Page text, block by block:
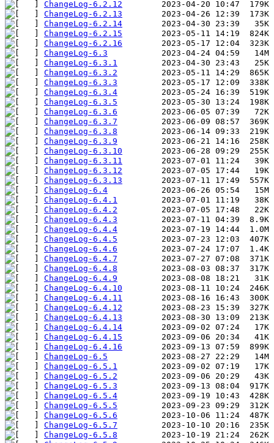
ChangeLog-6.2.12
ChangeLog-6.2.13
ChangeLog-6.2.14
ChangeLog-6.2.15
ChangeLog-6.2.16
ChangeLog-6.3
ChangeLog-6.3.1
ChangeLog-6.3.2
ChangeLog-6.3.3
ChangeLog-6.3.4
ChangeLog-6.3.5
ChangeLog-6.3.6
ChangeLog-6.3.7
ChangeLog-6.3.8
ChangeLog-6.3.9
ChangeLog-6.3.10
ChangeLog-6.3.11
ChangeLog-6.3.12
ChangeLog-6.3.13
ChangeLog-6.4
ChangeLog-6.4.1
ChangeLog-6.4.2
ChangeLog-6.4.3
ChangeLog-6.4.4
ChangeLog-6.4.5
ChangeLog-6.4.6
ChangeLog-6.4.7
ChangeLog-6.4.8
ChangeLog-6.4.9
ChangeLog-6.4.10
ChangeLog-6.4.11
ChangeLog-6.4.12
ChangeLog-6.4.13
ChangeLog-6.4.14
ChangeLog-6.4.15
ChangeLog-6.4.16
ChangeLog-6.5
ChangeLog-6.5.1
ChangeLog-6.5.2
ChangeLog-6.5.3
ChangeLog-6.5.4
ChangeLog-6.5.5
ChangeLog-6.5.6
ChangeLog-6.5.7
ChangeLog-6.5.8